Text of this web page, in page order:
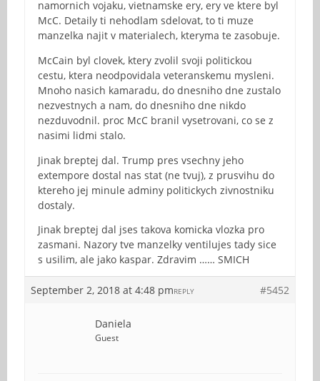
namornich vojaku, vietnamske ery, ery ve ktere byl
McC. Detaily ti nehodlam sdelovat, to ti muze
manzelka najit v materialech, kteryma te zasobuje.
McCain byl clovek, ktery zvolil svoji politickou
cestu, ktera neodpovidala veteranskemu mysleni.
Mnoho nasich kamaradu, do dnesniho dne zustalo
nezvestnych a nam, do dnesniho dne nikdo
nezduvodnil. proc McC branil vysetrovani, co se z
nasimi lidmi stalo.
Jinak breptej dal. Trump pres vsechny jeho
extempore dostal nas stat (ne tvuj), z prusvihu do
ktereho jej minule adminy politickych zivnostniku
dostaly.
Jinak breptej dal jses takova komicka vlozka pro
zasmani. Nazory tve manzelky ventilujes tady sice
s usilim, ale jako kaspar. Zdravim …… SMICH
September 2, 2018 at 4:48 pm #5452
REPLY
Daniela
Guest